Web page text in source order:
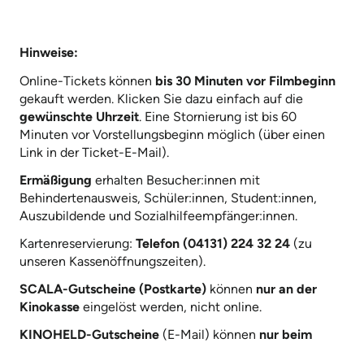
Hinweise:
Online-Tickets können bis 30 Minuten vor Filmbeginn
gekauft werden. Klicken Sie dazu einfach auf die
gewünschte Uhrzeit. Eine Stornierung ist bis 60
Minuten vor Vorstellungsbeginn möglich (über einen
Link in der Ticket-E-Mail).
Ermäßigung erhalten Besucher:innen mit
Behindertenausweis, Schüler:innen, Student:innen,
Auszubildende und Sozialhilfeempfänger:innen.
Kartenreservierung: Telefon (04131) 224 32 24 (zu
unseren Kassenöffnungszeiten).
SCALA-Gutscheine (Postkarte) können nur an der
Kinokasse eingelöst werden, nicht online.
KINOHELD-Gutscheine (E-Mail) können nur beim